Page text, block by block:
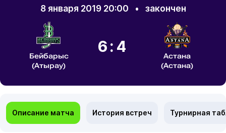
8 января 2019 20:00 • закончен
Бейбарыс
(Атырау)
6:4
Астана
(Астана)
Описание матча История встреч Турнирная